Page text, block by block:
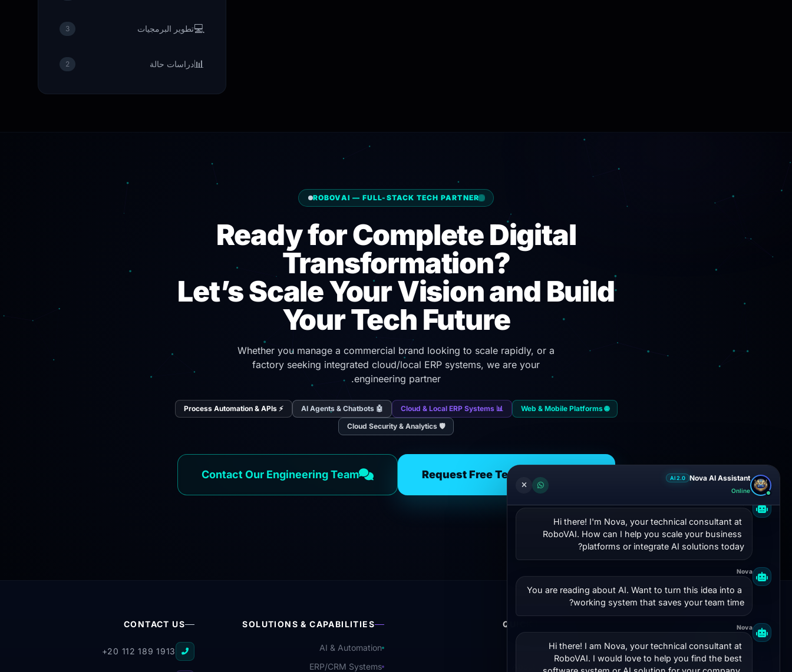
💻تطوير البرمجيات 3
📊دراسات حالة 2
Nova AI Assistant
AI 2.0
Online
Hi there! I'm Nova, your technical consultant at
RoboVAI. How can I help you scale your business
platforms or integrate AI solutions today?
Nova
You are reading about AI. Want to turn this idea into a
working system that saves your team time?
Nova
Hi there! I am Nova, your technical consultant at
RoboVAI. I would love to help you find the best
ROBOVAI — FULL-STACK TECH PARTNER
Ready for Complete Digital
Transformation?
Let’s Scale Your Vision and Build
Your Tech Future
Whether you manage a commercial brand looking to scale rapidly, or a
factory seeking integrated cloud/local ERP systems, we are your
engineering partner.
🌐 Web & Mobile Platforms
📊 Cloud & Local ERP Systems
🤖 AI Agents & Chatbots
⚡ Process Automation & APIs
🛡️ Cloud Security & Analytics
Request Free Technical Audit
Contact Our Engineering Team
ROBOVAI
Your independent technical partner
QUICK LINKS
Home
About RoboVAI
SOLUTIONS & CAPABILITIES
AI & Automation
ERP/CRM Systems
CONTACT US
+20 112 189 1913